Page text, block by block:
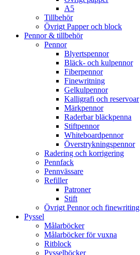
A5
Tillbehör
Övrigt Papper och block
Pennor & tillbehör
Pennor
Blyertspennor
Bläck- och kulpennor
Fiberpennor
Finewritning
Gelkulpennor
Kalligrafi och reservoar
Märkpennor
Raderbar bläckpenna
Stiftpennor
Whiteboardpennor
Överstrykningspennor
Radering och korrigering
Pennfack
Pennvässare
Refiller
Patroner
Stift
Övrigt Pennor och finewriting
Pyssel
Målarböcker
Målarböcker för vuxna
Ritblock
Pysselböcker